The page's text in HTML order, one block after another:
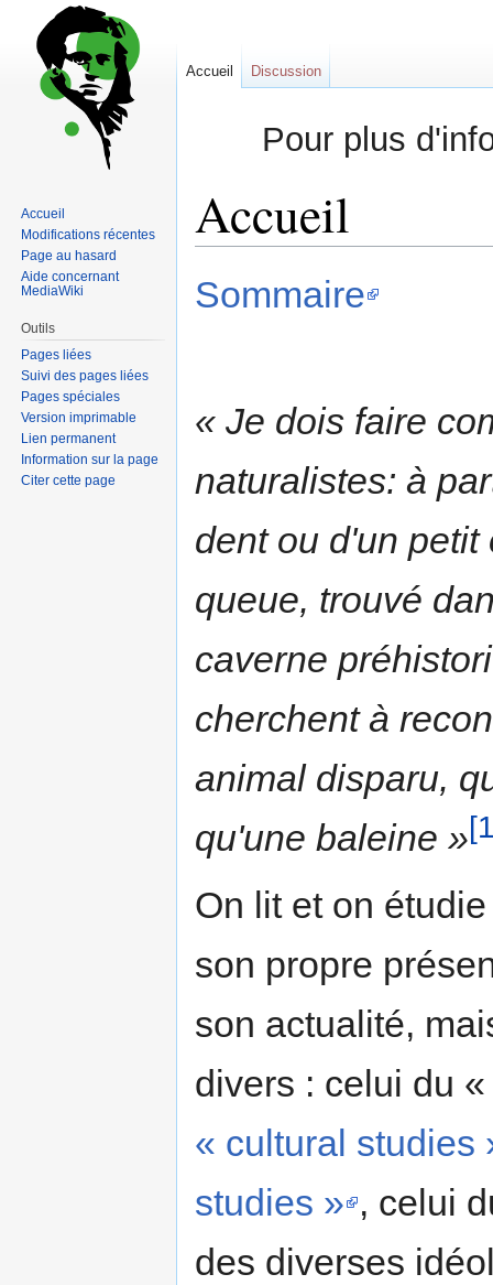
Pour plus
Accueil
à
à
Sommaire
« Je dois faire
naturalistes: à
dent ou d'un petit
queue, trouvé
caverne
cherchent à
animal disparu,
qu'une baleine »
On lit et on
son propre
son actualité,
divers : celui du
« cultural studies
studies » , celui
des diverses
Accueil Discussion
Accueil
Modifications récentes
Page au hasard
Aide concernant
MediaWiki
Outils
Pages liées
Suivi des pages liées
Pages spéciales
Version imprimable
Lien permanent
Information sur la page
Citer cette page